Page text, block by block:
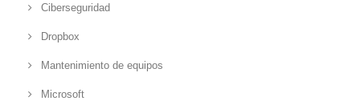
Ciberseguridad
Dropbox
Mantenimiento de equipos
Microsoft